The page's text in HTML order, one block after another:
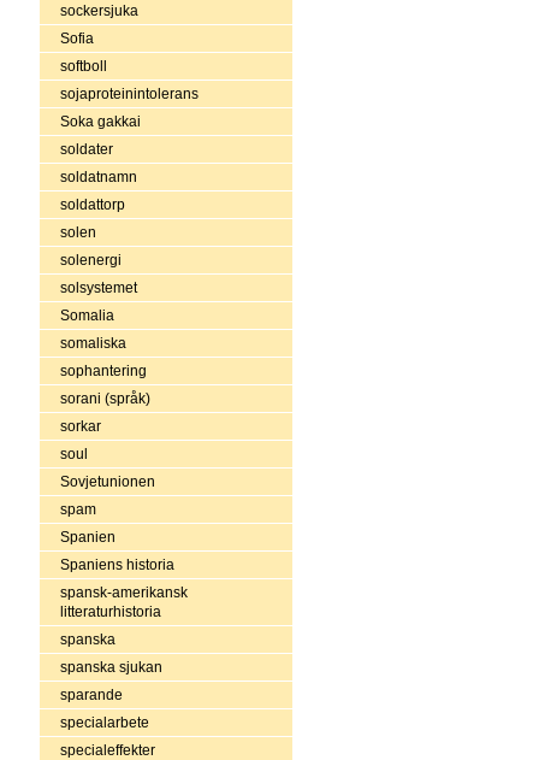
sockersjuka
Sofia
softboll
sojaproteinintolerans
Soka gakkai
soldater
soldatnamn
soldattorp
solen
solenergi
solsystemet
Somalia
somaliska
sophantering
sorani (språk)
sorkar
soul
Sovjetunionen
spam
Spanien
Spaniens historia
spansk-amerikansk
litteraturhistoria
spanska
spanska sjukan
sparande
specialarbete
specialeffekter